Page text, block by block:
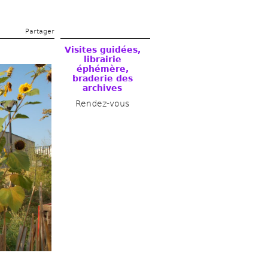
Partager
Visites guidées,
librairie
éphémère,
braderie des
archives
Rendez-vous